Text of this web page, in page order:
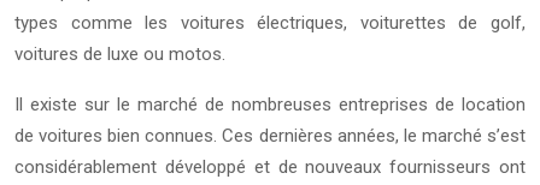
types comme les voitures électriques, voiturettes de golf,
voitures de luxe ou motos.
Il existe sur le marché de nombreuses entreprises de location
de voitures bien connues. Ces dernières années, le marché s’est
considérablement développé et de nouveaux fournisseurs ont